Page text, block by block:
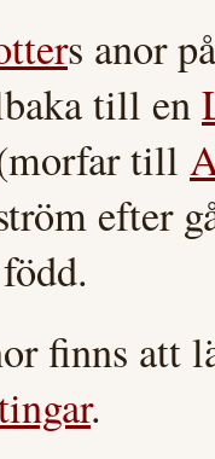
s anor
till en
till
efter
finns att
.